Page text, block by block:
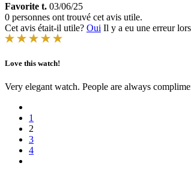
Favorite t. 03/06/25
0 personnes ont trouvé cet avis utile.
Cet avis était-il utile? Oui Il y a eu une erreur
Love this watch!
Very elegant watch. People are always
1
2
3
4